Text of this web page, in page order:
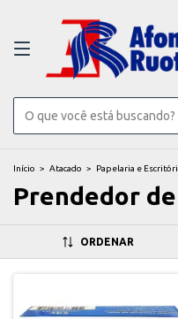
Início > Atacado > Papelaria e
Prendedor
ORDENAR